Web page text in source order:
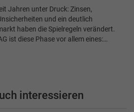
Jahren unter Druck: Zinsen,
und ein deutlich
haben die Spielregeln verändert.
ist diese Phase vor allem eines:…
interessieren